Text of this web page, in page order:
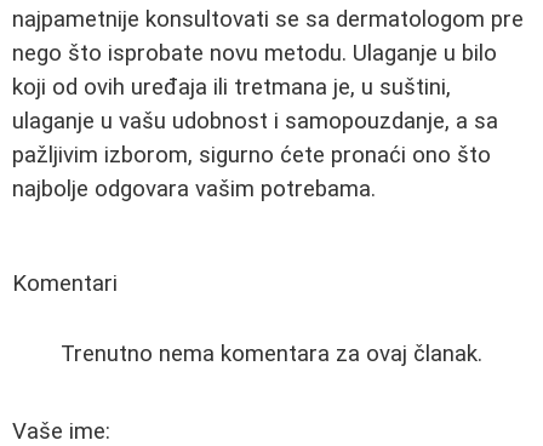
najpametnije konsultovati se sa dermatologom pre
nego što isprobate novu metodu. Ulaganje u bilo
koji od ovih uređaja ili tretmana je, u suštini,
ulaganje u vašu udobnost i samopouzdanje, a sa
pažljivim izborom, sigurno ćete pronaći ono što
najbolje odgovara vašim potrebama.
Komentari
Trenutno nema komentara za ovaj članak.
Vaše ime: